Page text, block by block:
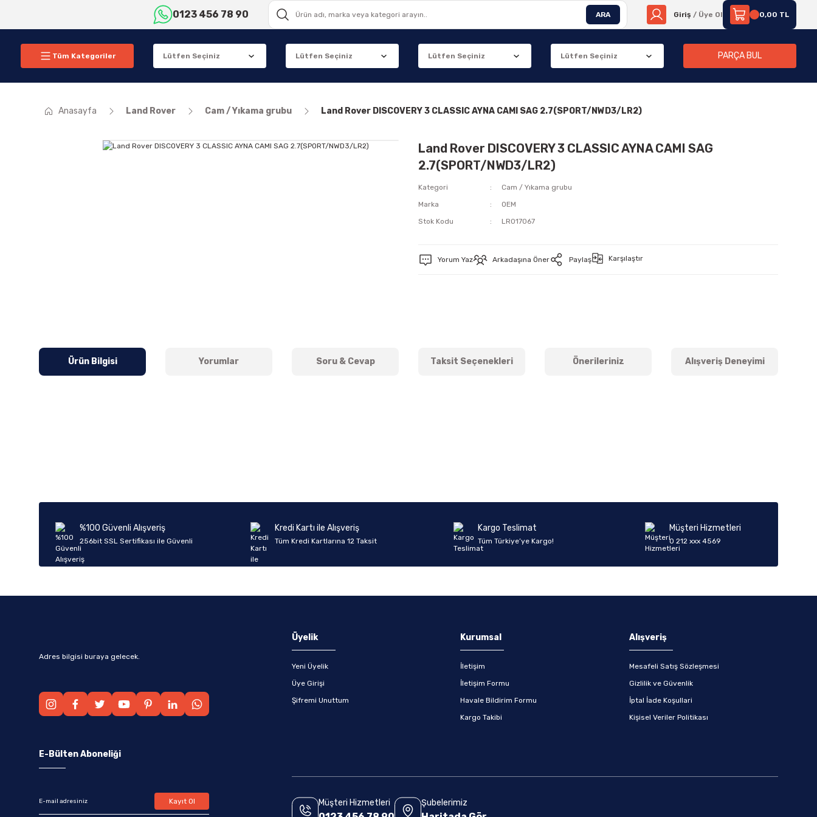
0123 456 78 90 ARA Giriş / Üye Ol 0,00 TL
Tüm Kategoriler PARÇA BUL
Anasayfa Land Rover Cam / Yıkama grubu Land Rover DISCOVERY 3 CLASSIC AYNA CAMI SAG 2.7(SPORT/NWD3/LR2)
Land Rover DISCOVERY 3 CLASSIC AYNA CAMI SAG
2.7(SPORT/NWD3/LR2)
Kategori
Cam / Yıkama grubu
Marka
OEM
Stok Kodu
LR017067
Yorum Yaz Arkadaşına Öner Paylaş Karşılaştır
Ürün Bilgisi Yorumlar Soru & Cevap Taksit Seçenekleri Önerileriniz Alışveriş Deneyimi
Ürün fiyatı diğer sitelerden daha pahalı.
Bu ürüne benzer farklı alternatifler olmalı.
%100 Güvenli Alışveriş
256bit SSL Sertifikası ile Güvenli
Kredi Kartı ile Alışveriş
Tüm Kredi Kartlarına 12 Taksit
Kargo Teslimat
Tüm Türkiye’ye Kargo!
Müşteri Hizmetleri
0 212 xxx 4569
Adres bilgisi buraya gelecek.
Üyelik
Yeni Üyelik
Üye Girişi
Şifremi Unuttum
Kurumsal
İletişim
İletişim Formu
Havale Bildirim Formu
Kargo Takibi
Alışveriş
Mesafeli Satış Sözleşmesi
Gizlilik ve Güvenlik
İptal İade Koşullari
Kişisel Veriler Politikası
E-Bülten Aboneliği
Kayıt Ol Müşteri Hizmetleri Şubelerimiz